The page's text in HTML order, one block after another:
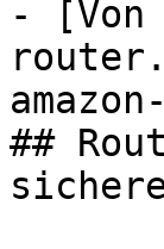
- [Von
##